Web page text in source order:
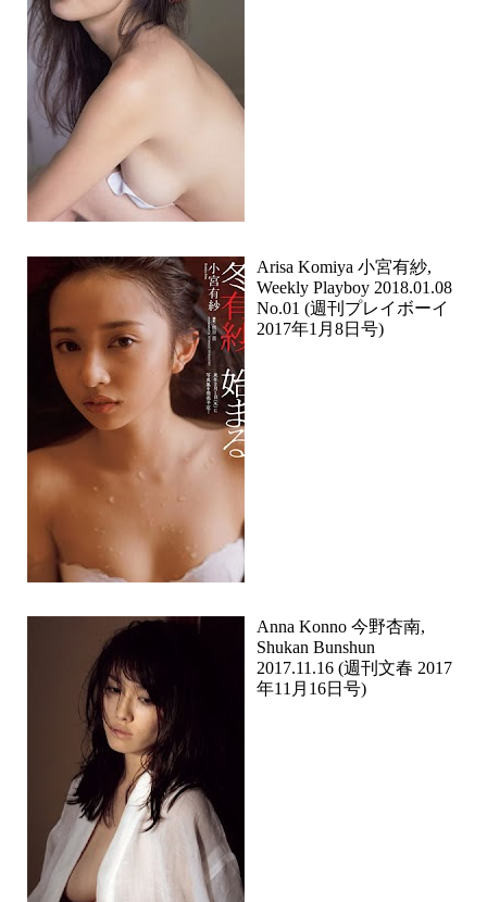
Arisa Komiya 小宮有紗,
Weekly Playboy 2018.01.08
No.01 (週刊プレイボーイ
2017年1月8日号)
Anna Konno 今野杏南,
Shukan Bunshun
2017.11.16 (週刊文春 2017
年11月16日号)